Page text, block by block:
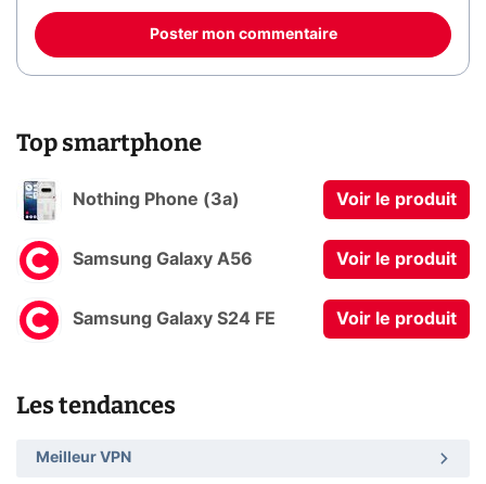
Poster mon commentaire
Top smartphone
Nothing Phone (3a) Voir le produit
Samsung Galaxy A56 Voir le produit
Samsung Galaxy S24 FE Voir le produit
Les tendances
Meilleur VPN